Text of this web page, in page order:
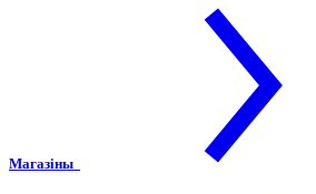
Магазіны